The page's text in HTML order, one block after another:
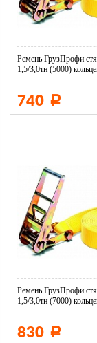
Ремень ГрузПрофи
1,5/3,0тн (5000)
740 Р
Ремень ГрузПрофи
1,5/3,0тн (7000)
830 Р